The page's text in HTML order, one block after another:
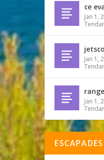
ce
Jan 1,
Jan 1,
Jan 1,
ESCAPADES